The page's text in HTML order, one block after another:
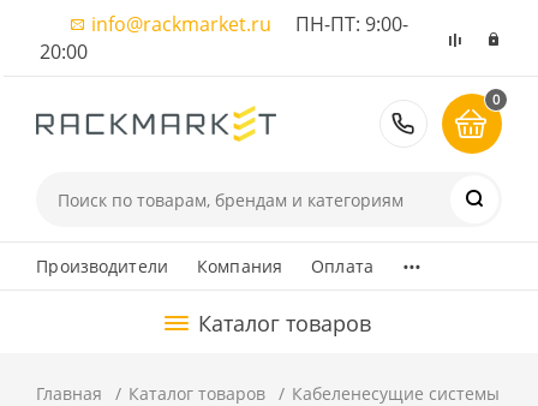
info@rackmarket.ru ПН-ПТ: 9:00-
20:00
8 (495)
0
Производители Компания Оплата ...
Каталог товаров
Главная Каталог товаров Кабеленесущие системы